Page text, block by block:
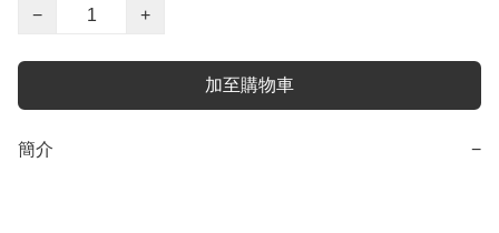
−
+
加至購物車
簡介 −